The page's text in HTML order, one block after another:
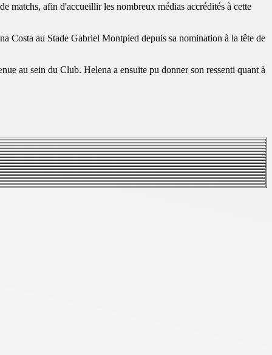
matchs, afin d'accueillir les nombreux médias accrédités à cette
Costa au Stade Gabriel Montpied depuis sa nomination à la tête de
au sein du Club. Helena a ensuite pu donner son ressenti quant à